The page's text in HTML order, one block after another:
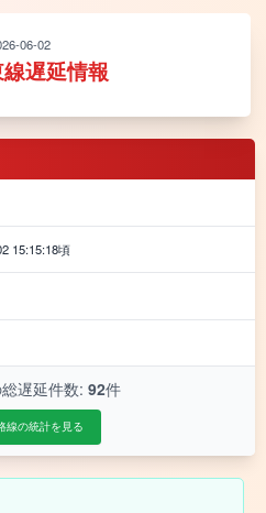
06-02
遅延情報
15:15:18頃
遅延件数: 92件
線の統計を見る